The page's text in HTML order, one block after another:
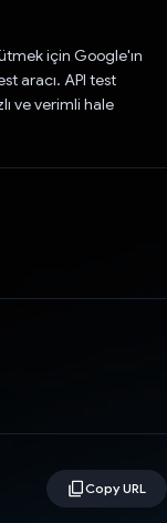
için Google'ın
aracı. API test
ve verimli hale